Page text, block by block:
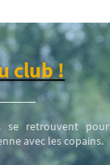
club !
se retrouvent pour
avec les copains.